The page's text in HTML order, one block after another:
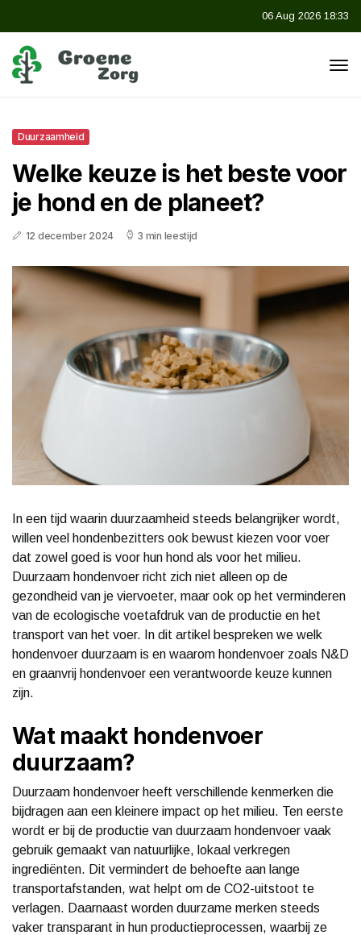
06 Aug 2026 18:33
Duurzaamheid
Welke keuze is het beste voor
je hond en de planeet?
12 december 2024 3 min leestijd
In een tijd waarin duurzaamheid steeds belangrijker wordt,
willen veel hondenbezitters ook bewust kiezen voor voer
dat zowel goed is voor hun hond als voor het milieu.
Duurzaam hondenvoer richt zich niet alleen op de
gezondheid van je viervoeter, maar ook op het verminderen
van de ecologische voetafdruk van de productie en het
transport van het voer. In dit artikel bespreken we welk
hondenvoer duurzaam is en waarom hondenvoer zoals N&D
en graanvrij hondenvoer een verantwoorde keuze kunnen
zijn.
Wat maakt hondenvoer
duurzaam?
Duurzaam hondenvoer heeft verschillende kenmerken die
bijdragen aan een kleinere impact op het milieu. Ten eerste
wordt er bij de productie van duurzaam hondenvoer vaak
gebruik gemaakt van natuurlijke, lokaal verkregen
ingrediënten. Dit vermindert de behoefte aan lange
transportafstanden, wat helpt om de CO2-uitstoot te
verlagen. Daarnaast worden duurzame merken steeds
vaker transparant in hun productieprocessen, waarbij ze